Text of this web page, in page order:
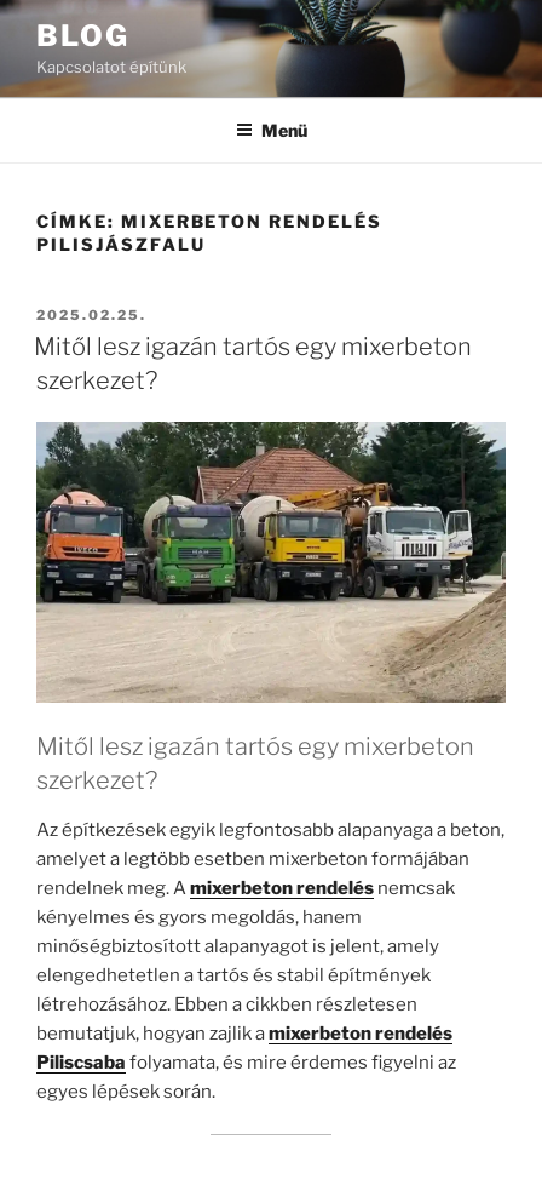
Tartalomhoz
BLOG
Kapcsolatot építünk
Menü
CÍMKE: MIXERBETON RENDELÉS
PILISJÁSZFALU
BEKÜLDVE:
2025.02.25.
Mitől lesz igazán tartós egy mixerbeton
szerkezet?
Mitől lesz igazán tartós egy mixerbeton
szerkezet?
Az építkezések egyik legfontosabb alapanyaga a beton,
amelyet a legtöbb esetben mixerbeton formájában
rendelnek meg. Amixerbeton rendelés nemcsak
kényelmes és gyors megoldás, hanem
minőségbiztosított alapanyagot is jelent, amely
elengedhetetlen a tartós és stabil építmények
létrehozásához. Ebben a cikkben részletesen
bemutatjuk, hogyan zajlik amixerbeton rendelés
Piliscsaba folyamata, és mire érdemes figyelni az
egyes lépések során.